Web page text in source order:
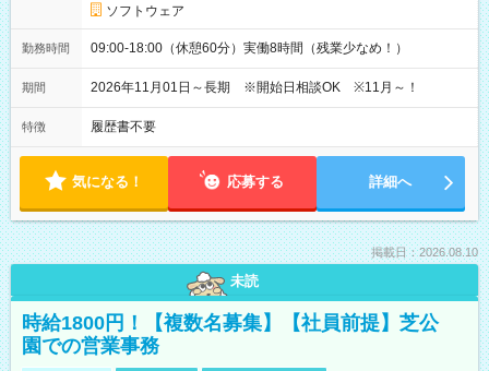
ソフトウェア
勤務時間 09:00-18:00（休憩60分）実働8時間（残業少なめ！）
期間 2026年11月01日～長期 ※開始日相談OK ※11月～！
特徴 履歴書不要
気になる！ 応募する 詳細へ
掲載日：2026.08.10
未読
時給1800円！【複数名募集】【社員前提】芝公
園での営業事務